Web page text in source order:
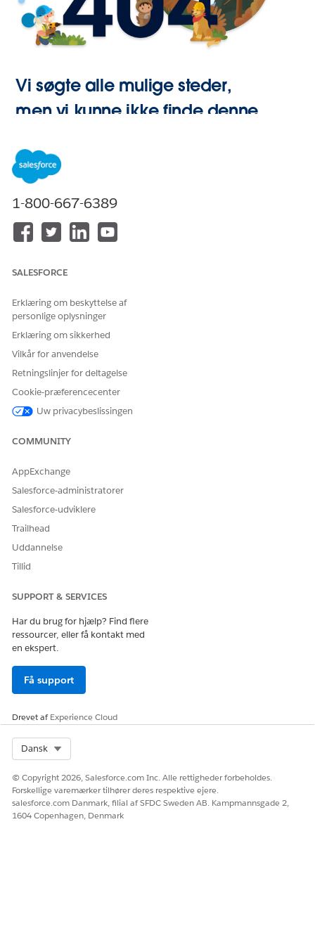
Vi søgte alle mulige steder,
men vi kunne ikke finde denne
1-800-667-6389
SALESFORCE
Erklæring om beskyttelse af
personlige oplysninger
Erklæring om sikkerhed
Vilkår for anvendelse
Retningslinjer for deltagelse
Cookie-præferencecenter
Uw privacybeslissingen
COMMUNITY
AppExchange
Salesforce-administratorer
Salesforce-udviklere
Trailhead
Uddannelse
Tillid
SUPPORT & SERVICES
Har du brug for hjælp? Find flere
ressourcer, eller få kontakt med
en ekspert.
Få support
Drevet afExperience Cloud
Dansk
© Copyright 2026, Salesforce.com Inc. Alle rettigheder forbeholdes.
Forskellige varemærker tilhører deres respektive ejere.
salesforce.com Danmark, filial af SFDC Sweden AB. Kampmannsgade 2,
1604 Copenhagen, Denmark